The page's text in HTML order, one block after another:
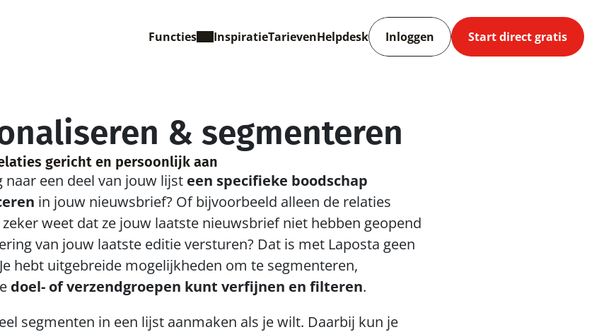
Functies InspiratieTarievenHelpdesk Inloggen Start direct gratis
& segmenteren
gericht en persoonlijk aan
naar een deel van jouw lijst een specifieke boodschap
in jouw nieuwsbrief? Of bijvoorbeeld alleen de relaties
weet dat ze jouw laatste nieuwsbrief niet hebben geopend
van jouw laatste editie versturen? Dat is met Laposta geen
hebt uitgebreide mogelijkheden om te segmenteren,
doel- of verzendgroepen kunt verfijnen en filteren.
segmenten in een lijst aanmaken als je wilt. Daarbij kun je